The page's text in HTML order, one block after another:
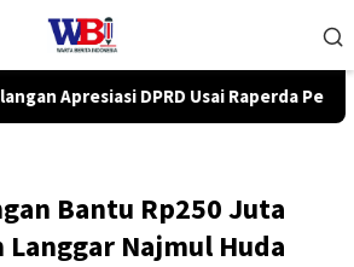
APBD 2026 Resmi Disepakati
Bantu Rp250 Juta
Langgar Najmul Huda